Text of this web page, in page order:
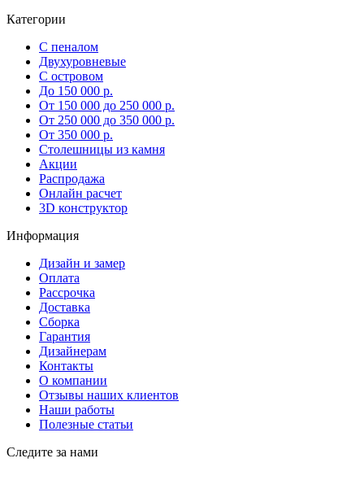
Категории
С пеналом
Двухуровневые
С островом
До 150 000 р.
От 150 000 до 250 000 р.
От 250 000 до 350 000 р.
От 350 000 р.
Столешницы из камня
Акции
Распродажа
Онлайн расчет
3D конструктор
Информация
Дизайн и замер
Оплата
Рассрочка
Доставка
Сборка
Гарантия
Дизайнерам
Контакты
О компании
Отзывы наших клиентов
Наши работы
Полезные статьи
Следите за нами